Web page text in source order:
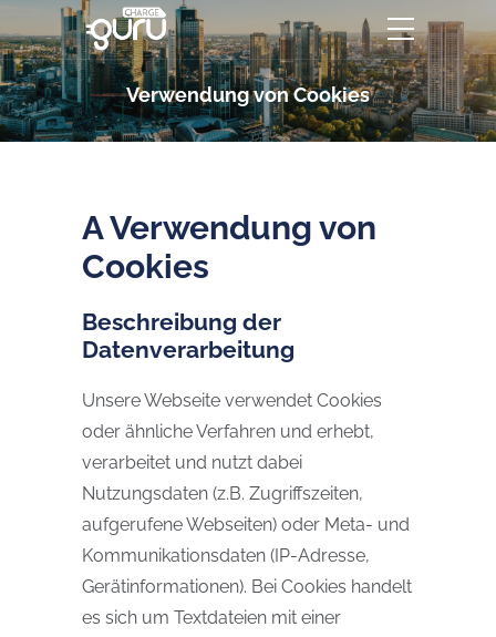
Verwendung von Cookies
A Verwendung von
Cookies
Beschreibung der
Datenverarbeitung
Unsere Webseite verwendet Cookies
oder ähnliche Verfahren und erhebt,
verarbeitet und nutzt dabei
Nutzungsdaten (z.B. Zugriffszeiten,
aufgerufene Webseiten) oder Meta- und
Kommunikationsdaten (IP-Adresse,
Gerätinformationen). Bei Cookies handelt
es sich um Textdateien mit einer